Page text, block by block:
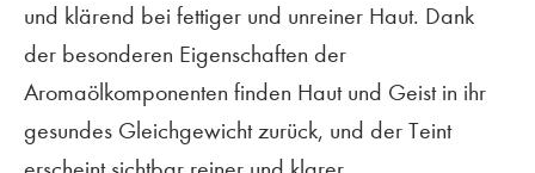
und klärend bei fettiger und unreiner Haut. Dank
der besonderen Eigenschaften der
Aromaölkomponenten finden Haut und Geist in ihr
gesundes Gleichgewicht zurück, und der Teint